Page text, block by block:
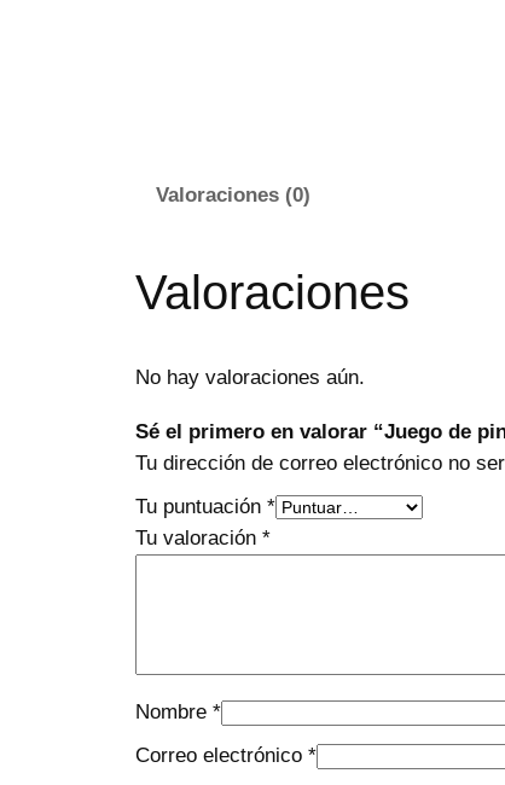
Valoraciones (0)
Valoraciones
No hay valoraciones aún.
Sé el primero en valorar “Juego de
Tu dirección de correo electrónico no
Tu puntuación *
Tu valoración *
Nombre *
Correo electrónico *